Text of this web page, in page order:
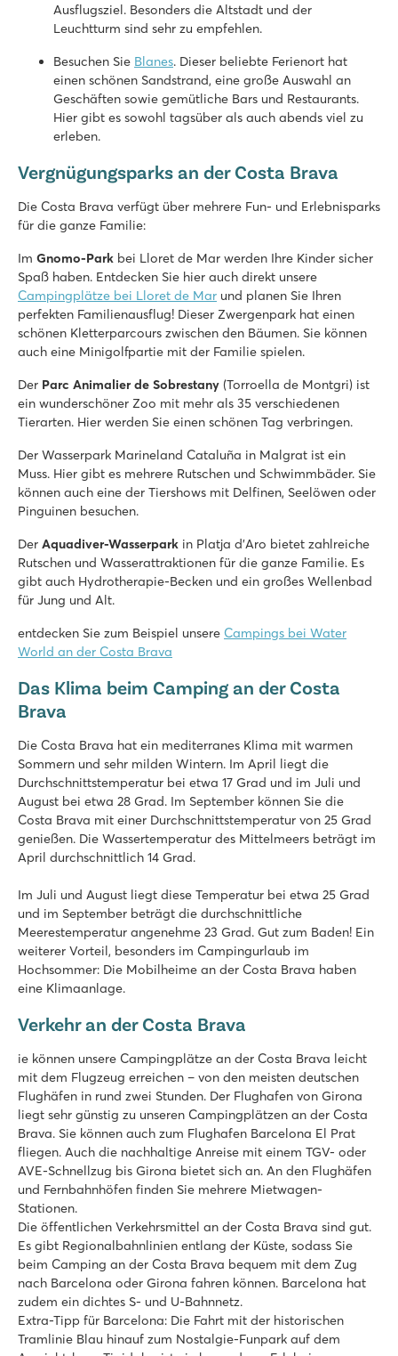
Poolkomplex mit schnellen Rutschen und Kinderbecken
Toller Campingplatz in hervorragender Lage
Pineda de Mar zu Fuß erreichbar
Ausflugsziel. Besonders die Altstadt und der
Leuchtturm sind sehr zu empfehlen.
Besuchen Sie Blanes. Dieser beliebte Ferienort hat
einen schönen Sandstrand, eine große Auswahl an
Geschäften sowie gemütliche Bars und Restaurants.
Hier gibt es sowohl tagsüber als auch abends viel zu
erleben.
Vergnügungsparks an der Costa Brava
Die Costa Brava verfügt über mehrere Fun- und Erlebnisparks
für die ganze Familie:
Im Gnomo-Park bei Lloret de Mar werden Ihre Kinder sicher
Spaß haben. Entdecken Sie hier auch direkt unsere
Campingplätze bei Lloret de Mar und planen Sie Ihren
perfekten Familienausflug! Dieser Zwergenpark hat einen
schönen Kletterparcours zwischen den Bäumen. Sie können
auch eine Minigolfpartie mit der Familie spielen.
Der Parc Animalier de Sobrestany (Torroella de Montgri) ist
ein wunderschöner Zoo mit mehr als 35 verschiedenen
Tierarten. Hier werden Sie einen schönen Tag verbringen.
Der Wasserpark Marineland Cataluña in Malgrat ist ein
Muss. Hier gibt es mehrere Rutschen und Schwimmbäder. Sie
können auch eine der Tiershows mit Delfinen, Seelöwen oder
Pinguinen besuchen.
Der Aquadiver-Wasserpark in Platja d'Aro bietet zahlreiche
Rutschen und Wasserattraktionen für die ganze Familie. Es
gibt auch Hydrotherapie-Becken und ein großes Wellenbad
für Jung und Alt.
entdecken Sie zum Beispiel unsere Campings bei Water
World an der Costa Brava
Das Klima beim Camping an der Costa
Brava
Die Costa Brava hat ein mediterranes Klima mit warmen
Sommern und sehr milden Wintern. Im April liegt die
Durchschnittstemperatur bei etwa 17 Grad und im Juli und
August bei etwa 28 Grad. Im September können Sie die
Costa Brava mit einer Durchschnittstemperatur von 25 Grad
genießen. Die Wassertemperatur des Mittelmeers beträgt im
April durchschnittlich 14 Grad.
Im Juli und August liegt diese Temperatur bei etwa 25 Grad
und im September beträgt die durchschnittliche
Meerestemperatur angenehme 23 Grad. Gut zum Baden! Ein
weiterer Vorteil, besonders im Campingurlaub im
Hochsommer: Die Mobilheime an der Costa Brava haben
eine Klimaanlage.
Verkehr an der Costa Brava
ie können unsere Campingplätze an der Costa Brava leicht
mit dem Flugzeug erreichen – von den meisten deutschen
Flughäfen in rund zwei Stunden. Der Flughafen von Girona
liegt sehr günstig zu unseren Campingplätzen an der Costa
Brava. Sie können auch zum Flughafen Barcelona El Prat
fliegen. Auch die nachhaltige Anreise mit einem TGV- oder
AVE-Schnellzug bis Girona bietet sich an. An den Flughäfen
und Fernbahnhöfen finden Sie mehrere Mietwagen-
Stationen.
Die öffentlichen Verkehrsmittel an der Costa Brava sind gut.
Es gibt Regionalbahnlinien entlang der Küste, sodass Sie
beim Camping an der Costa Brava bequem mit dem Zug
nach Barcelona oder Girona fahren können. Barcelona hat
zudem ein dichtes S- und U-Bahnnetz.
Extra-Tipp für Barcelona: Die Fahrt mit der historischen
Tramlinie Blau hinauf zum Nostalgie-Funpark auf dem